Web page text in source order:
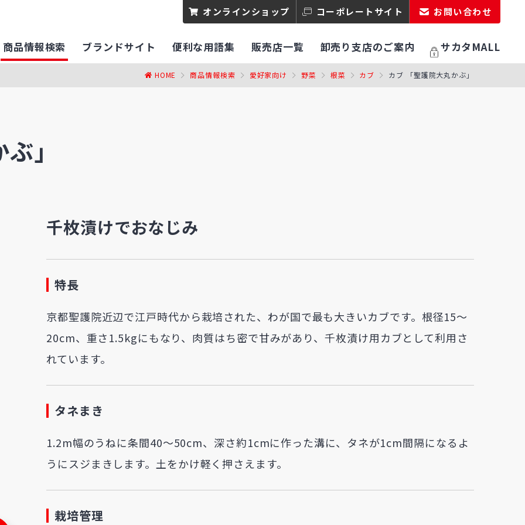
オンラインショップ コーポレートサイト お問い合わせ
商品情報検索 ブランドサイト 便利な用語集 販売店一覧 卸売り支店のご案内 サカタMALL
HOME 商品情報検索 愛好家向け 野菜 根菜 カブ カブ 「聖護院大丸かぶ」
」
千枚漬けでおなじみ
特長
京都聖護院近辺で江戸時代から栽培された、わが国で最も大きいカブです。根径15～
20cm、重さ1.5kgにもなり、肉質はち密で甘みがあり、千枚漬け用カブとして利用さ
れています。
タネまき
1.2m幅のうねに条間40～50cm、深さ約1cmに作った溝に、タネが1cm間隔になるよ
うにスジまきします。土をかけ軽く押さえます。
栽培管理